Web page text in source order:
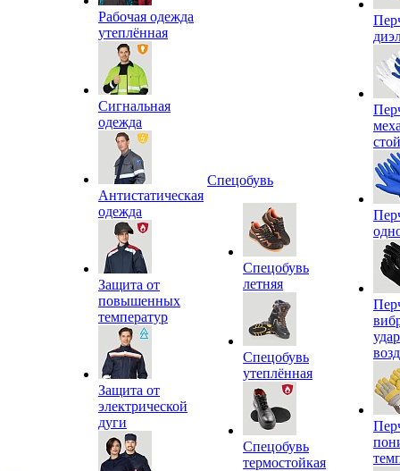
Рабочая одежда
утеплённая
Сигнальная
одежда
Антистатическая
одежда
Защита от
повышенных
температур
Защита от
электрической
дуги
Спецобувь
Спецобувь
летняя
Спецобувь
утеплённая
Спецобувь
термостойкая